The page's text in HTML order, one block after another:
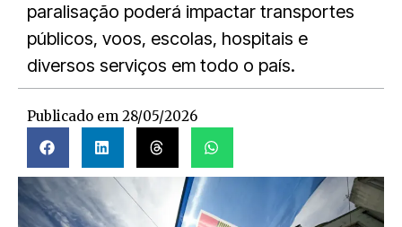
paralisação poderá impactar transportes
públicos, voos, escolas, hospitais e
diversos serviços em todo o país.
Publicado em 28/05/2026